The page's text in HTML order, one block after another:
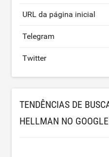
URL da página inicial
Telegram
Twitter
TENDÊNCIAS DE
HELLMAN NO GOOGLE